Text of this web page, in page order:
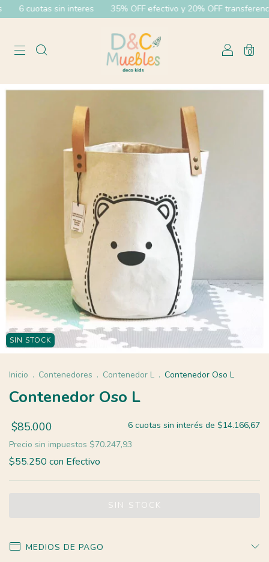
6 cuotas sin interes 35% OFF efectivo y 20% OFF transferencia
0
SIN STOCK
Inicio . Contenedores . Contenedor L . Contenedor Oso L
Contenedor Oso L
$85.000 6 cuotas sin interés de $14.166,67
Precio sin impuestos $70.247,93
$55.250 con Efectivo
MEDIOS DE PAGO